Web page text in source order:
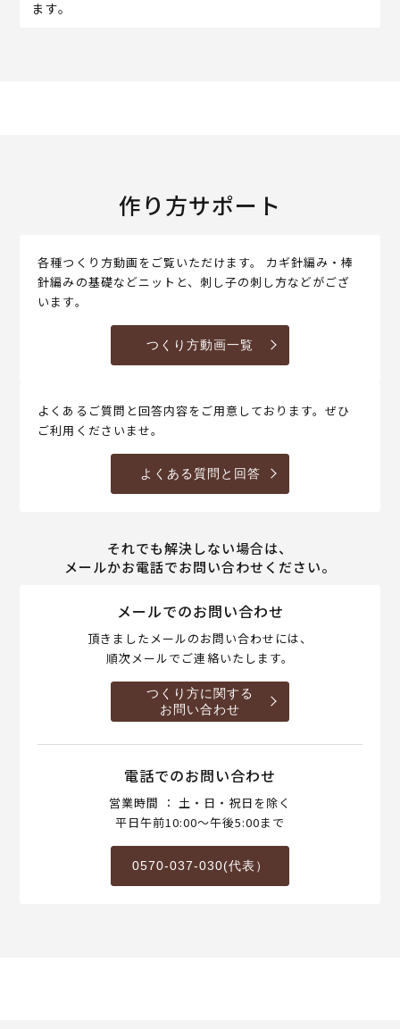
ます。
作り方サポート
各種つくり方動画をご覧いただけます。 カギ針編み・棒
針編みの基礎などニットと、刺し子の刺し方などがござ
います。
つくり方動画一覧
よくあるご質問と回答内容をご用意しております。ぜひ
ご利用くださいませ。
よくある質問と回答
それでも解決しない場合は、
メールかお電話でお問い合わせください。
メールでのお問い合わせ
頂きましたメールのお問い合わせには、
順次メールでご連絡いたします。
つくり方に関する
お問い合わせ
電話でのお問い合わせ
営業時間 ： 土・日・祝日を除く
平日午前10:00～午後5:00まで
0570-037-030(代表）